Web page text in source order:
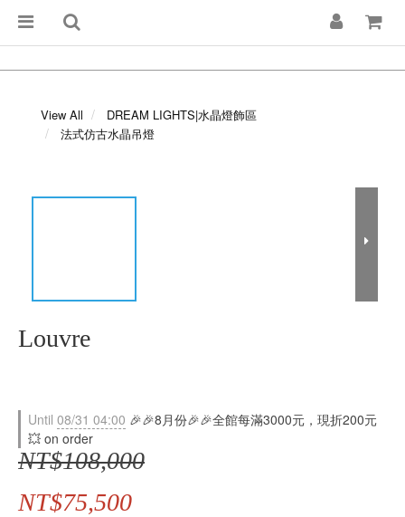
View All
DREAM LIGHTS|水晶燈飾區
法式仿古水晶吊燈
Louvre
Until 08/31 04:00 🎉🎉8月份🎉🎉全館每滿3000元，現折200元
💥 on order
NT$108,000
NT$75,500